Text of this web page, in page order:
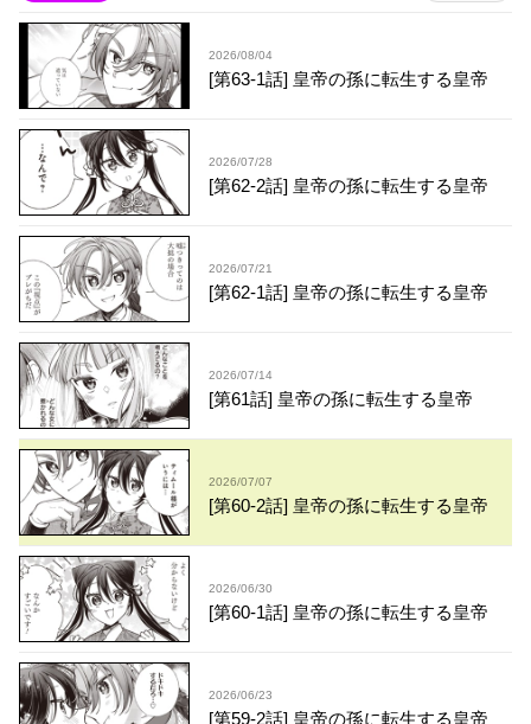
2026/08/04
[第63-1話] 皇帝の孫に転生する皇帝
2026/07/28
[第62-2話] 皇帝の孫に転生する皇帝
2026/07/21
[第62-1話] 皇帝の孫に転生する皇帝
2026/07/14
[第61話] 皇帝の孫に転生する皇帝
2026/07/07
[第60-2話] 皇帝の孫に転生する皇帝
2026/06/30
[第60-1話] 皇帝の孫に転生する皇帝
2026/06/23
[第59-2話] 皇帝の孫に転生する皇帝